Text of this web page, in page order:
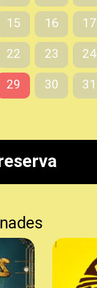
15 16 17
22 23 24
28 d'octubre
29 Dijous 29 d'octubre
30 31